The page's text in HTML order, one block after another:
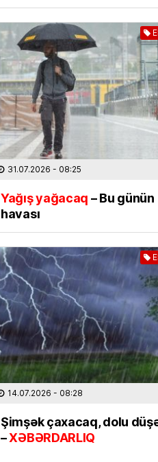
31.07.2026 - 08:25
Yağış yağacaq– Bu günün
havası
14.07.2026 - 08:28
Şimşək çaxacaq, dolu
–XƏBƏRDARLIQ